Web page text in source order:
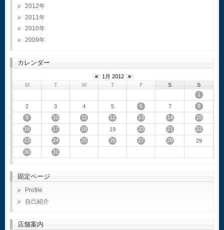
2012
2011
2010
2009
カレンダー
« 1月 2012
»
M
T W T F S
S
1
2
3 4 5 6 7
8
9
10 11 12 13 14
15
16
17 18 19 20 21
22
23
24 25 26 27 28
29
30
31
固定ページ
Profile
自己紹介
店舗案内